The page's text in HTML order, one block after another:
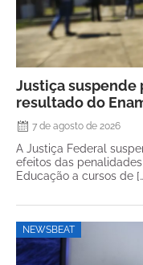
Justiça suspende
resultado do
7 de agosto de 2026
A Justiça Federal
efeitos das
Educação a cursos de
NEWSBEAT